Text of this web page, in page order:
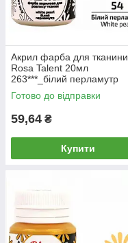
Акрил фарба для тканини
Rosa Talent 20мл
263***_білий перламутр
(263601)
Готово до відправки
59,64 ₴
Купити